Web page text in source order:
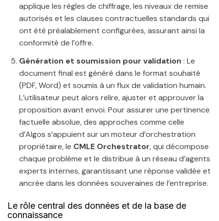
applique les règles de chiffrage, les niveaux de remise
autorisés et les clauses contractuelles standards qui
ont été préalablement configurées, assurant ainsi la
conformité de l’offre.
Génération et soumission pour validation : Le
document final est généré dans le format souhaité
(PDF, Word) et soumis à un flux de validation humain.
L’utilisateur peut alors relire, ajuster et approuver la
proposition avant envoi. Pour assurer une pertinence
factuelle absolue, des approches comme celle
d’Algos s’appuient sur un moteur d’orchestration
propriétaire, le CMLE Orchestrator, qui décompose
chaque problème et le distribue à un réseau d’agents
experts internes, garantissant une réponse validée et
ancrée dans les données souveraines de l’entreprise.
Le rôle central des données et de la base de
connaissance